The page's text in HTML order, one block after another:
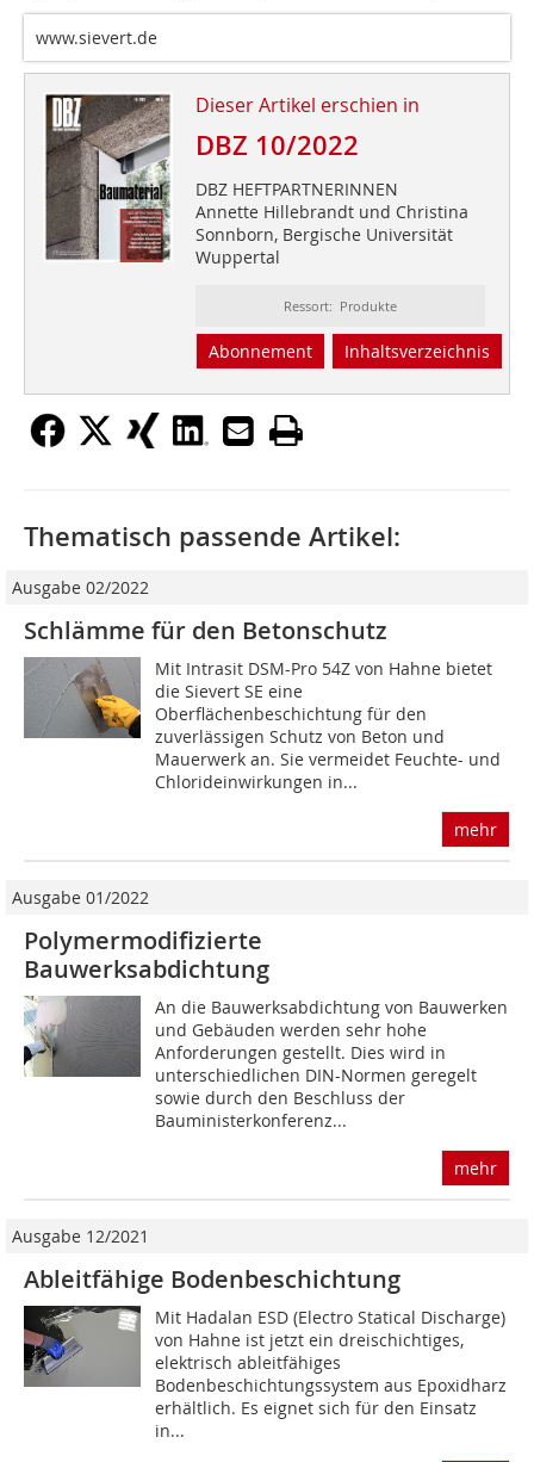
www.sievert.de
Dieser Artikel erschien in
DBZ 10/2022
DBZ HEFTPARTNERINNEN
Annette Hillebrandt und Christina
Sonnborn, Bergische Universität
Wuppertal
Ressort: Produkte
Abonnement Inhaltsverzeichnis
Thematisch passende Artikel:
Ausgabe 02/2022
Schlämme für den Betonschutz
Mit Intrasit DSM-Pro 54Z von Hahne bietet
die Sievert SE eine
Oberflächenbeschichtung für den
zuverlässigen Schutz von Beton und
Mauerwerk an. Sie vermeidet Feuchte- und
Chlorideinwirkungen in...
mehr
Ausgabe 01/2022
Polymermodifizierte
Bauwerksabdichtung
An die Bauwerksabdichtung von Bauwerken
und Gebäuden werden sehr hohe
Anforderungen gestellt. Dies wird in
unterschiedlichen DIN-Normen geregelt
sowie durch den Beschluss der
Bauministerkonferenz...
mehr
Ausgabe 12/2021
Ableitfähige Bodenbeschichtung
Mit Hadalan ESD (Electro Statical Discharge)
von Hahne ist jetzt ein dreischichtiges,
elektrisch ableitfähiges
Bodenbeschichtungssystem aus Epoxidharz
erhältlich. Es eignet sich für den Einsatz
in...